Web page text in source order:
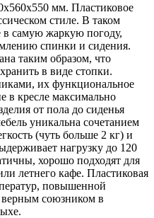
мм. Пластиковое
стиле. В таком
в самую жаркую погоду,
спинки и сидения.
таким образом, что
в виде стопки.
их функциональное
в кресле максимально
от пола до сиденья
уникальна сочетанием
(чуть больше 2 кг) и
нагрузку до 120
хорошо подходят для
летнего кафе. Пластиковая
повышенной
верным союзником в